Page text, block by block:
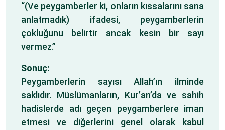
“(Ve peygamberler ki, onların kıssalarını sana
anlatmadık) ifadesi, peygamberlerin
çokluğunu belirtir ancak kesin bir sayı
vermez.”
Sonuç:
Peygamberlerin sayısı Allah’ın ilminde
saklıdır. Müslümanların, Kur’an’da ve sahih
hadislerde adı geçen peygamberlere iman
etmesi ve diğerlerini genel olarak kabul